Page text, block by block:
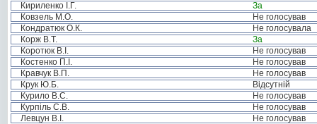
Кириленко І.Г.
За
Ковзель М.О.
Не голосував
Кондратюк О.К.
Не голосувала
Корж В.Т.
За
Коротюк В.І.
Не голосував
Костенко П.І.
Не голосував
Кравчук В.П.
Не голосував
Крук Ю.Б.
Відсутній
Курило В.С.
Не голосував
Курпіль С.В.
Не голосував
Левцун В.І.
Не голосував